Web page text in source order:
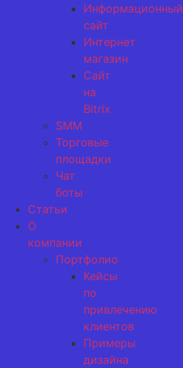
Информационный
сайт
Интернет
магазин
Сайт
на
Bitrix
SMM
Торговые
площадки
Чат
боты
Статьи
О
компании
Портфолио
Кейсы
по
привлечению
клиентов
Примеры
дизайна